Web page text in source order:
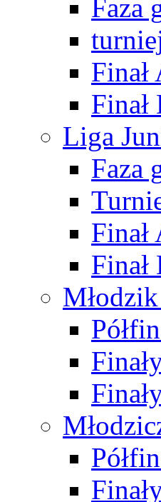
Faza
Finał
Finał
Liga
Faza
Finał
Finał